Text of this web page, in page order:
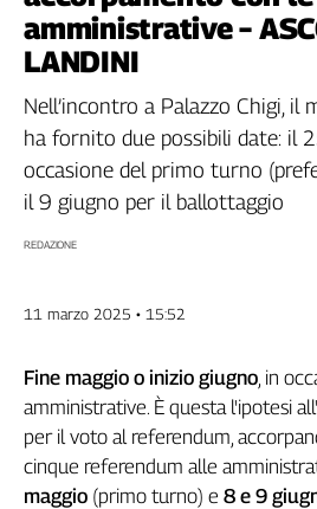
Filt
Fiom
Fisac
Flai
Flc
Fp
Inca
Speciali
G8
di
Genova,
amministrative –
LANDINI
Nell’incontro a Palazzo Chigi, il
ha fornito due possibili date: il
occasione del primo turno
il 9 giugno per il ballottaggio
REDAZIONE
11 marzo 2025 • 15:52
Fine maggio o inizio giugno, in
amministrative. È questa l'ipotesi
per il voto al referendum,
cinque referendum alle
maggio (primo turno) e 8 e 9